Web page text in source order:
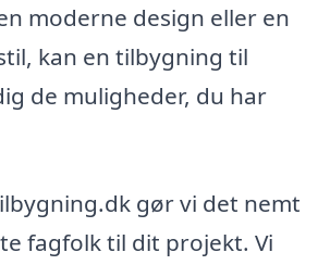
moderne design eller en
kan en tilbygning til
de muligheder, du har
gør vi det nemt
fagfolk til dit projekt. Vi